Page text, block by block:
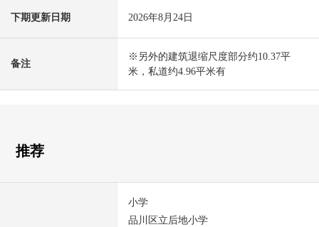
下期更新日期 2026年8月24日
备注
※另外的建筑退缩尺度部分约10.37平
米，私道约4.96平米有
推荐
小学
品川区立后地小学